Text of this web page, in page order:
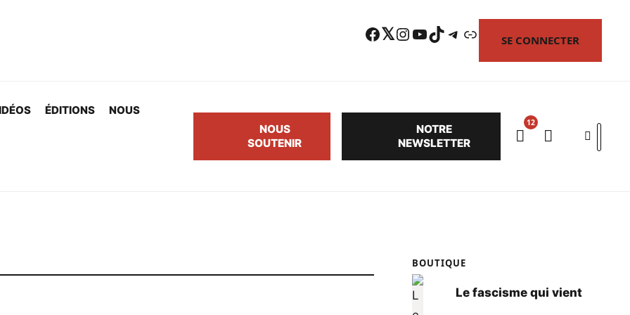
Facebook Twitter Instagram YouTube TikTok Telegram Lien SE CONNECTER
ÉDITIONS NOUS
NOUS
SOUTENIR
NOTRE
NEWSLETTER
BOUTIQUE
Le fascisme qui vient